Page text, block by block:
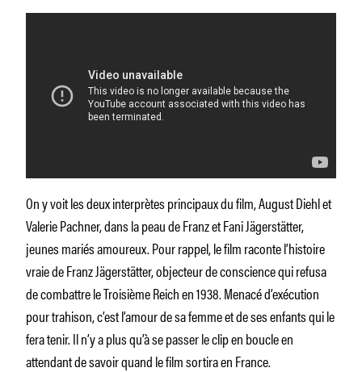
On y voit les deux interprètes principaux du film, August Diehl et
Valerie Pachner, dans la peau de Franz et Fani Jägerstätter,
jeunes mariés amoureux. Pour rappel, le film raconte l’histoire
vraie de Franz Jägerstätter, objecteur de conscience qui refusa
de combattre le Troisième Reich en 1938. Menacé d’exécution
pour trahison, c’est l’amour de sa femme et de ses enfants qui le
fera tenir. Il n’y a plus qu’à se passer le clip en boucle en
attendant de savoir quand le film sortira en France.